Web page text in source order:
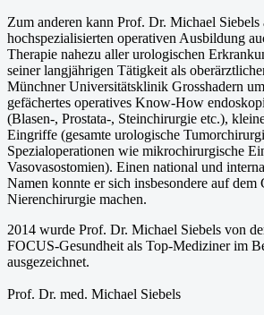
Zum anderen kann Prof. Dr. Michael Siebels
hochspezialisierten operativen Ausbildung
Therapie nahezu aller urologischen
seiner langjährigen Tätigkeit als
Münchner Universitätsklinik Grosshadern
gefächertes operatives Know-How
(Blasen-, Prostata-, Steinchirurgie etc.),
Eingriffe (gesamte urologische
Spezialoperationen wie mikrochirurgische
Vasovasostomien). Einen national und
Namen konnte er sich insbesondere auf dem
Nierenchirurgie machen.
2014 wurde Prof. Dr. Michael Siebels von
FOCUS-Gesundheit als Top-Mediziner im
ausgezeichnet.
Prof. Dr. med. Michael Siebels